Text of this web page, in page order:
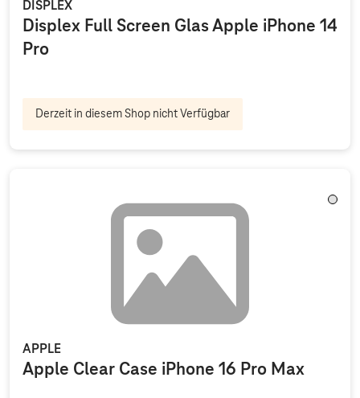
DISPLEX
Displex Full Screen Glas Apple iPhone 14
Pro
Derzeit in diesem Shop nicht Verfügbar
APPLE
Apple Clear Case iPhone 16 Pro Max